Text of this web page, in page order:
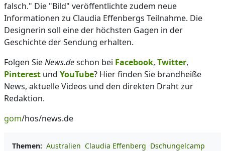
falsch." Die "Bild" veröffentlichte zudem neue
Informationen zu Claudia Effenbergs Teilnahme. Die
Designerin soll eine der höchsten Gagen in der
Geschichte der Sendung erhalten.
Folgen SieNews.deschon bei Facebook, Twitter,
Pinterest und YouTube? Hier finden Sie brandheiße
News, aktuelle Videos und den direkten Draht zur
Redaktion.
gom/hos/news.de
Themen: Australien Claudia Effenberg Dschungelcamp